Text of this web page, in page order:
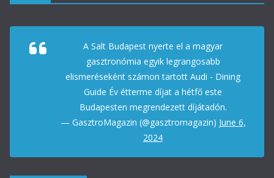
A Salt Budapest nyerte el a magyar
gasztronómia egyik legrangosabb
elismeréseként számon tartott Audi - Dining
Guide Év étterme díjat a hétfő este
Budapesten megrendezett díjátadón.
— GasztroMagazin (@gasztromagazin) June 6,
2024